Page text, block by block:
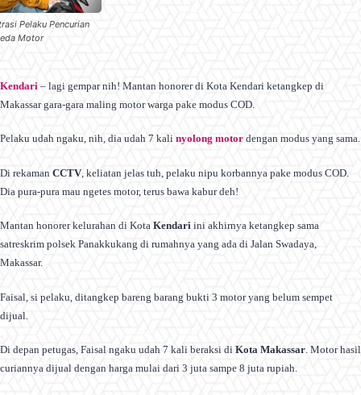
Pelaku Pencurian
Motor
Kendari – lagi gempar nih! Mantan honorer di Kota Kendari ketangkep di
Makassar gara-gara maling motor warga pake modus COD.
Pelaku udah ngaku, nih, dia udah 7 kali nyolong motor dengan modus yang sama.
Di rekaman CCTV, keliatan jelas tuh, pelaku nipu korbannya pake modus COD.
Dia pura-pura mau ngetes motor, terus bawa kabur deh!
Mantan honorer kelurahan di Kota Kendari ini akhirnya ketangkep sama
satreskrim polsek Panakkukang di rumahnya yang ada di Jalan Swadaya,
Makassar.
Faisal, si pelaku, ditangkep bareng barang bukti 3 motor yang belum sempet
dijual.
Di depan petugas, Faisal ngaku udah 7 kali beraksi di Kota Makassar. Motor hasil
curiannya dijual dengan harga mulai dari 3 juta sampe 8 juta rupiah.